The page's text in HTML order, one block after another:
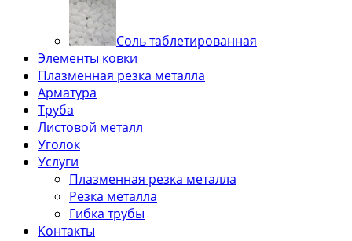
Соль таблетированная
Элементы ковки
Плазменная резка металла
Арматура
Труба
Листовой металл
Уголок
Услуги
Плазменная резка металла
Резка металла
Гибка трубы
Контакты